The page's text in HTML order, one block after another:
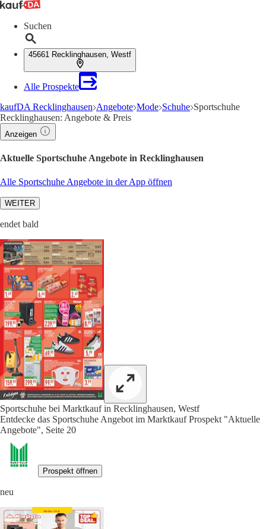
Suchen
45661 Recklinghausen, Westf
Alle Prospekte
kaufDA Recklinghausen Angebote Mode Schuhe Sportschuhe
Recklinghausen: Angebote & Preis
Anzeigen
Aktuelle Sportschuhe Angebote in Recklinghausen
Alle Sportschuhe Angebote in der App öffnen
WEITER
endet bald
Sportschuhe bei Marktkauf in Recklinghausen, Westf
Entdecke das Sportschuhe Angebot im Marktkauf Prospekt "Aktuelle
Angebote", Seite 20
Prospekt öffnen
neu